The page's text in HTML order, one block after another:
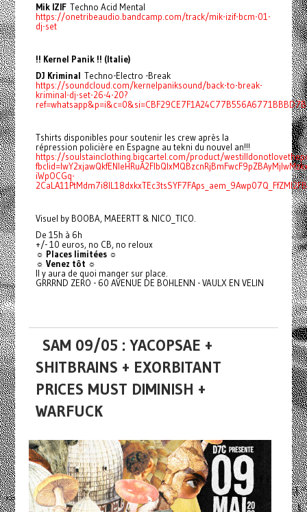
Mik IZIFTechno Acid Mental
https://onetribeaudio.bandcamp.com/track/mik-izif-bcm-01-
dj-set
!! Kernel Panik !! (Italie)
DJ Kriminal Techno-Electro -Break
https://soundcloud.com/kernelpaniksound/back-to-break-
kriminal-dj-set-26-4-20?
Tshirts disponibles pour soutenir les crew après la
répression policière en Espagne au tekni du nouvel an!!!
https://soulstainclothing.bigcartel.com/product/
iWpOCGq-
Visuel by BOOBA, MAEERTT & NICO_TICO.
De 15h à 6h
+/- 10 euros, no CB, no reloux
☼ Places limitées ☼
☼ Venez tôt ☼
Il y aura de quoi manger sur place.
GRRRND ZERO - 60 AVENUE DE BOHLENN - VAULX EN VELIN
SAM 09/05 : YACOPSAE +
SHITBRAINS + EXORBITANT
PRICES MUST DIMINISH +
WARFUCK